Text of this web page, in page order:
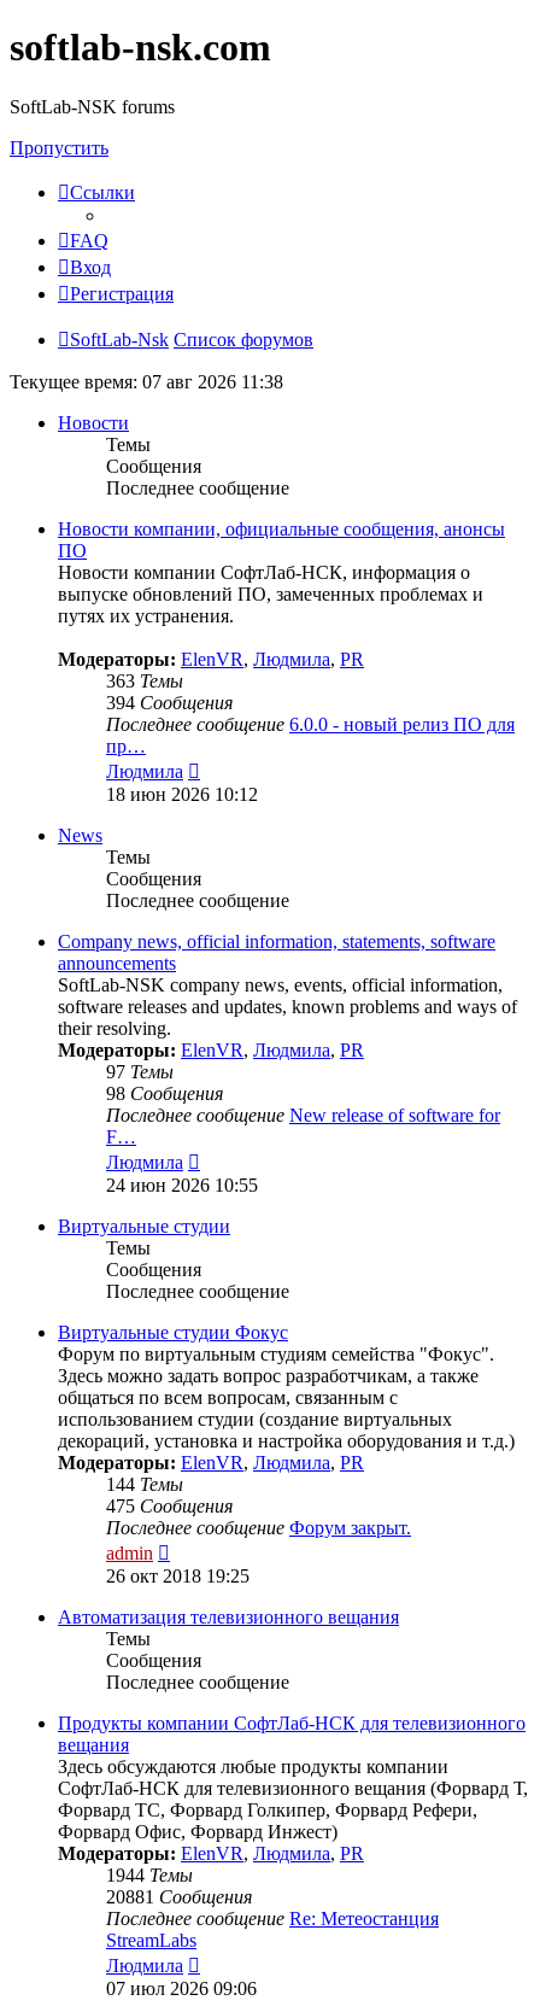
softlab-nsk.com
SoftLab-NSK forums
Пропустить
Ссылки
FAQ
Вход
Регистрация
SoftLab-Nsk Список форумов
Текущее время: 07 авг 2026 11:38
Новости
Темы
Сообщения
Последнее сообщение
Новости компании, официальные сообщения, анонсы
ПО
Новости компании СофтЛаб-НСК, информация о
выпуске обновлений ПО, замеченных проблемах и
путях их устранения.
Модераторы: ElenVR, Людмила, PR
363 Темы
394 Сообщения
Последнее сообщение 6.0.0 - новый релиз ПО для
пр…
Людмила
к
18 июн 2026 10:12
News
Темы
Сообщения
Последнее сообщение
Company news, official information, statements, software
announcements
SoftLab-NSK company news, events, official information,
software releases and updates, known problems and ways of
their resolving.
Модераторы: ElenVR, Людмила, PR
97 Темы
98 Сообщения
Последнее сообщение New release of software for
F…
Людмила
к
сообщению
24 июн 2026 10:55
Виртуальные студии
Темы
Сообщения
Последнее сообщение
Виртуальные студии Фокус
Форум по виртуальным студиям семейства "Фокус".
Здесь можно задать вопрос разработчикам, а также
общаться по всем вопросам, связанным с
использованием студии (создание виртуальных
декораций, установка и настройка оборудования и т.д.)
Модераторы: ElenVR, Людмила, PR
144 Темы
475 Сообщения
Последнее сообщение Форум закрыт.
admin
к
сообщению
26 окт 2018 19:25
Автоматизация телевизионного вещания
Темы
Сообщения
Последнее сообщение
Продукты компании СофтЛаб-НСК для телевизионного
вещания
Здесь обсуждаются любые продукты компании
СофтЛаб-НСК для телевизионного вещания (Форвард Т,
Форвард ТС, Форвард Голкипер, Форвард Рефери,
Форвард Офис, Форвард Инжест)
Модераторы: ElenVR, Людмила, PR
1944 Темы
20881 Сообщения
Последнее сообщение Re: Метеостанция
StreamLabs
Людмила
к
07 июл 2026 09:06